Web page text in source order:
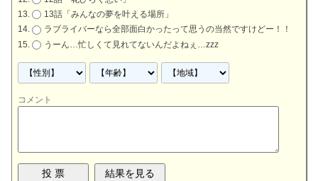
13話「みんなの夢を叶える場所」
ラブライバーなら全部面白かったって思うの当然ですけどー！！
うーん…忙しくて見れてないんだよねぇ…zzz
コメント